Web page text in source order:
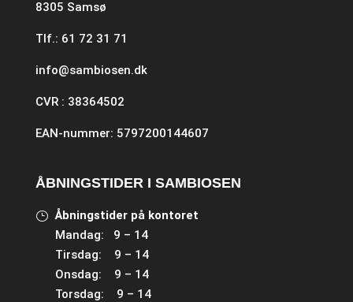
8305 Samsø
Tlf.: 61 72 31 71
info@sambiosen.dk
CVR : 38364502
EAN-nummer: 5797200144607
ÅBNINGSTIDER I SAMBIOSEN
Åbningstider på kontoret
Mandag: 9 – 14
Tirsdag: 9 – 14
Onsdag: 9 – 14
Torsdag: 9 – 14